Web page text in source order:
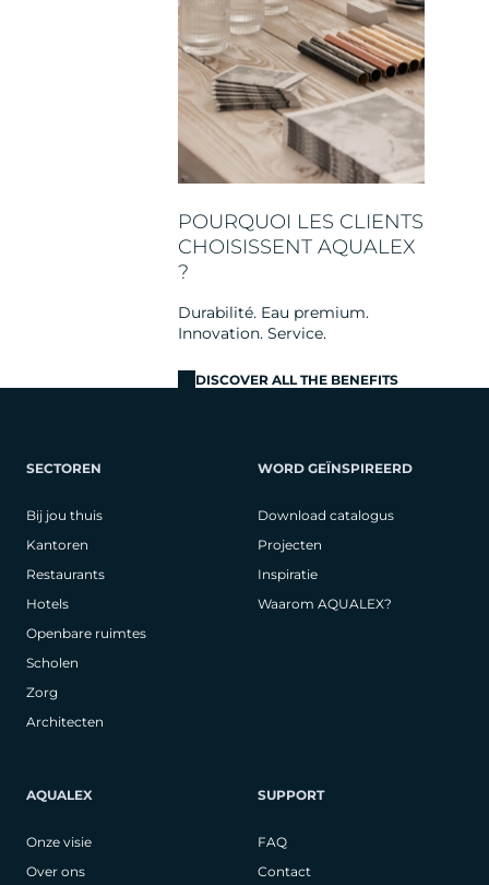
POURQUOI LES CLIENTS
CHOISISSENT AQUALEX
?
Durabilité. Eau premium.
Innovation. Service.
DISCOVER ALL THE BENEFITS
SECTOREN
Bij jou thuis
Kantoren
Restaurants
Hotels
Openbare ruimtes
Scholen
Zorg
Architecten
WORD GEÏNSPIREERD
Download catalogus
Projecten
Inspiratie
Waarom AQUALEX?
AQUALEX
Onze visie
Over ons
SUPPORT
FAQ
Contact